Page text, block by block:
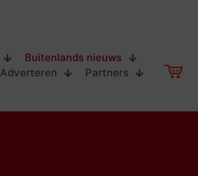
Buitenlands nieuws
Adverteren
Partners